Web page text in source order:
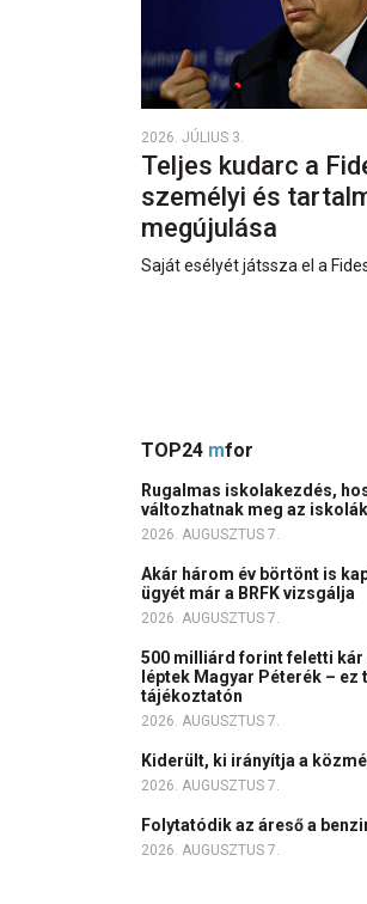
2026. JÚLIUS 3.
Teljes kudarc a
személyi és
megújulása
Saját esélyét játssza el a
TOP24 mfor
Rugalmas iskolakezdés,
változhatnak meg az
2026. AUGUSZTUS 7.
Akár három év börtönt is
ügyét már a BRFK vizsgálja
2026. AUGUSZTUS 7.
500 milliárd forint feletti kár
léptek Magyar Péterék –
tájékoztatón
2026. AUGUSZTUS 7.
Kiderült, ki irányítja a
2026. AUGUSZTUS 7.
Folytatódik az áreső a
2026. AUGUSZTUS 7.